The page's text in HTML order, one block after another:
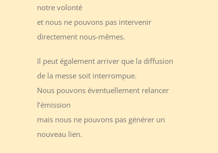
notre volonté
et nous ne pouvons pas intervenir
directement nous-mêmes.
Il peut également arriver que la diffusion
de la messe soit interrompue.
Nous pouvons éventuellement relancer
l’émission
mais nous ne pouvons pas générer un
nouveau lien.